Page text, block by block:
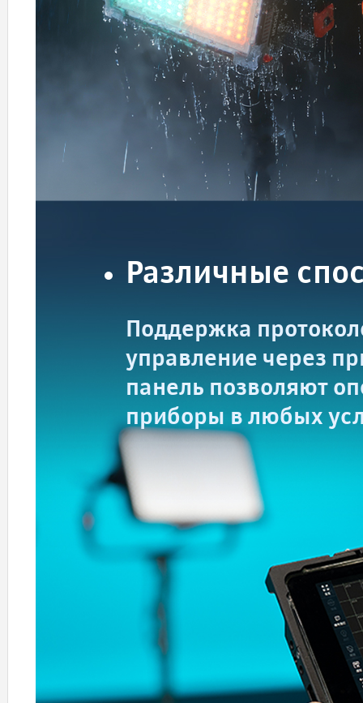
Различные
Поддержка
управление через
панель позволяют
приборы в любых